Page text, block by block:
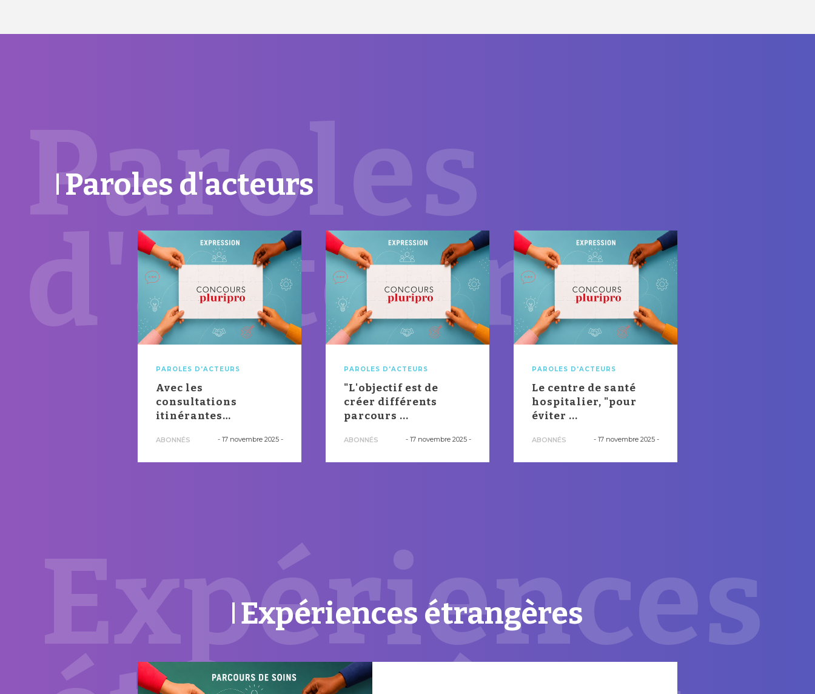
Paroles d'acteurs
Paroles
d'acteurs
PAROLES D'ACTEURS
Avec les
consultations
itinérantes
ABONNÉS - 17 novembre 2025 -
PAROLES D'ACTEURS
"L'objectif est de
créer différents
parcours ...
ABONNÉS - 17 novembre 2025-
PAROLES D'ACTEURS
Le centre de santé
hospitalier, "pour
éviter ...
ABONNÉS - 17 novembre 2025-
Expériences étrangères
Expériences